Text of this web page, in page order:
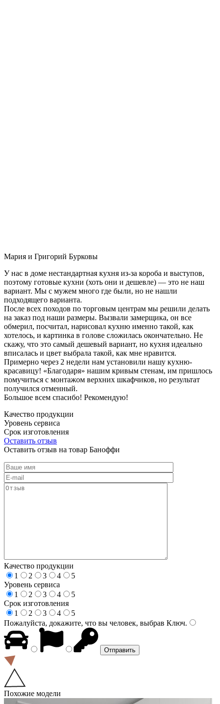
Мария и Григорий Бурковы
У нас в доме нестандартная кухня из-за короба и выступов,
поэтому готовые кухни (хоть они и дешевле) — это не наш
вариант. Мы с мужем много где были, но не нашли
подходящего варианта.
После всех походов по торговым центрам мы решили делать
на заказ под наши размеры. Вызвали замерщика, он все
обмерил, посчитал, нарисовал кухню именно такой, как
хотелось, и картинка в голове сложилась окончательно. Не
скажу, что это самый дешевый вариант, но кухня идеально
вписалась и цвет выбрала такой, как мне нравится.
Примерно через 2 недели нам установили нашу кухню-
красавицу! «Благодаря» нашим кривым стенам, им пришлось
помучиться с монтажом верхних шкафчиков, но результат
получился отменный.
Большое всем спасибо! Рекомендую!
Качество продукции
Уровень сервиса
Срок изготовления
Оставить отзыв
Оставить отзыв на товар Баноффи
Качество продукции
1
2 3 4
5
Уровень сервиса
1
2 3 4
5
Срок изготовления
1
2 3 4
5
Пожалуйста, докажите, что вы человек, выбрав Ключ.
Похожие модели